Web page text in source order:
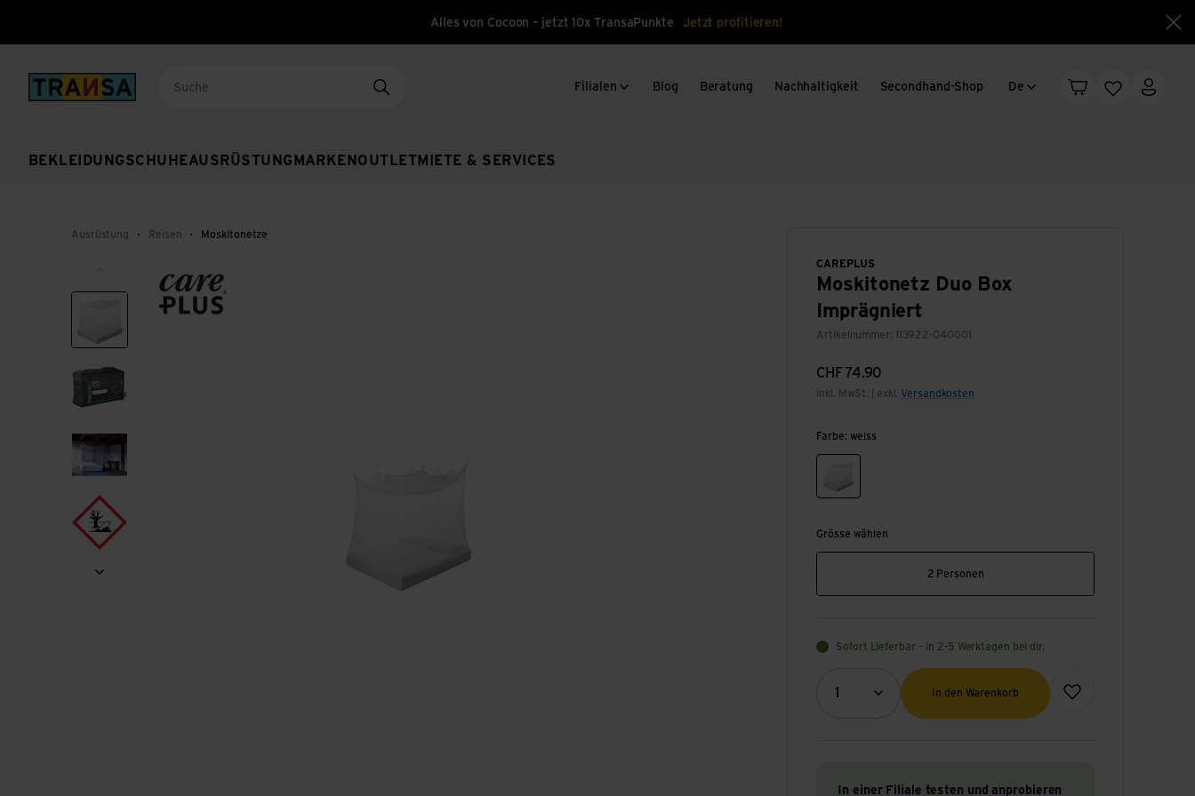
Alles von Cocoon – jetzt 10x TransaPunkte Jetzt profitieren!
Back to home Sprachwechsel
De
Warenkorb
MerklisteMein
BEKLEIDUNGSCHUHEAUSRÜSTUNG MARKEN OUTLET MIETE & SERVICES
Filialen Blog Beratung Nachhaltigkeit Secondhand-Shop
Ausrüstung Reisen Moskitonetze
CAREPLUS
Moskitonetz Duo Box
Imprägniert
Artikelnummer: 113922-040001
CHF74.90
inkl. MwSt. | exkl. Versandkosten
Farbe: weiss
weiss
Grösse wählen
2 Personen
Sofort Lieferbar – in 2-5 Werktagen bei dir.
1
Menge (Optional)
In den Warenkorb
Zur Wunschliste
In einer Filiale testen und anprobieren